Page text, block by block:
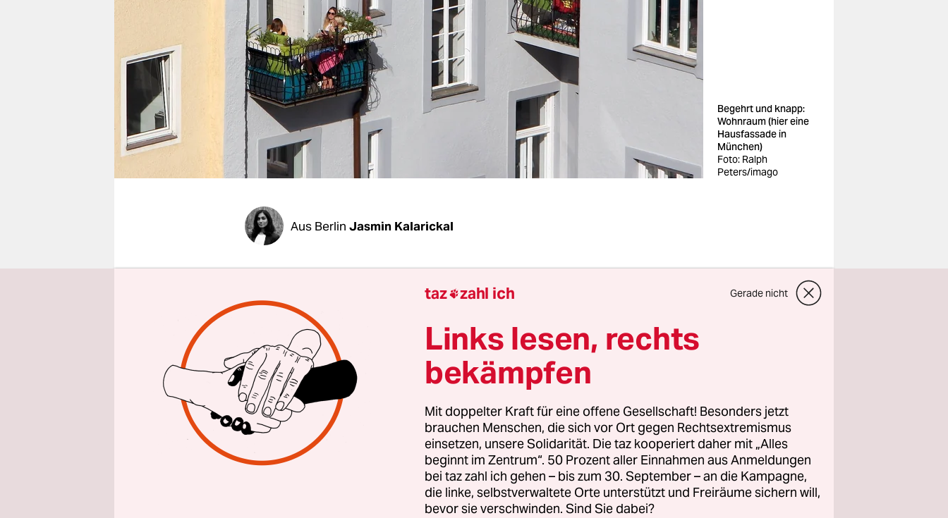
verlag
veranstaltungen
shop
fragen & hilfe
unterstützen
abo
genossenschaft
Begehrt und knapp:
Wohnraum (hier eine
Hausfassade in
München)
Foto: Ralph
Peters/imago
Aus Berlin Jasmin Kalarickal
Wenn es nach Bundesbauministerin Klara Geywitz (SPD) geht, soll das
Vorkaufsrechts der Kommunen wieder gestärkt und neu geregelt
werden, um Verdrängungsprozesse zu verhindern. Am vergangenen
Freitag wurde ein entsprechender Gesetzesentwurf zur Abstimmung
an die anderen Bundesministerien und Bundestagsfraktionen
verschickt. Doch schon jetzt zeichnet sich ein Streit innerhalb der
Ampel-Koalition ab: Die Konfliktlinie verläuft wie so oft zwischen SPD
und Grünen einerseits und der FDP andererseits.
„Wesentliche Fragen sind für uns Freie Demokraten in diesem Entwurf
noch nicht beantwortet“ sagte Daniel Föst, der wohnungspolitische
Sprecher der FDP-Bundestagsfraktion, der taz. Es müsse geprüft
taz zahl ich Gerade nicht
Links lesen, rechts
bekämpfen
Mit doppelter Kraft für eine offene Gesellschaft! Besonders jetzt
brauchen Menschen, die sich vor Ort gegen Rechtsextremismus
einsetzen, unsere Solidarität. Die taz kooperiert daher mit „Alles
beginnt im Zentrum“. 50 Prozent aller Einnahmen aus Anmeldungen
bei taz zahl ich gehen – bis zum 30. September – an die Kampagne,
die linke, selbstverwaltete Orte unterstützt und Freiräume sichern will,
bevor sie verschwinden. Sind Sie dabei?